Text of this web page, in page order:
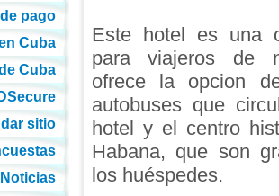
Este hotel es una
para viajeros de
ofrece la opcion
autobuses que
hotel y el centro
Habana, que son
los huéspedes.
pago
Cuba
Cuba
sitio
Noticias